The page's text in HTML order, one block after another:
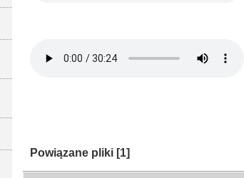
Kategoria:
Powiązane pliki [1]